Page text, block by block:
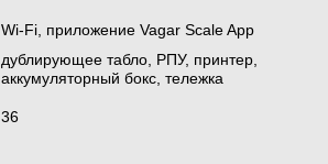
Wi-Fi, приложение Vagar Scale App
дублирующее табло, РПУ, принтер,
аккумуляторный бокс, тележка
36